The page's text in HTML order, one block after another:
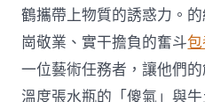
鶴攜帶上物質的誘惑力。
崗敬業、實干擔負的奮斗
一位藝術任務者，讓他們
溫度張水瓶的「傻氣」與